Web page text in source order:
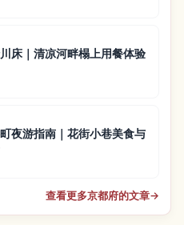
床｜清凉河畔榻上用餐体验
夜游指南｜花街小巷美食与
查看更多京都府的文章→